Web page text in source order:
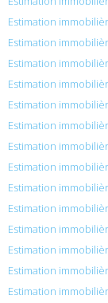
Estimation
Estimation
Estimation
Estimation
Estimation
Estimation
Estimation
Estimation
Estimation
Estimation
Estimation
Estimation
Estimation
Estimation